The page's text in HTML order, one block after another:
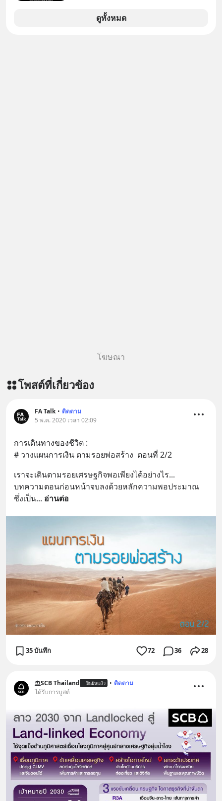
ดูทั้งหมด
โฆษณา
โพสต์ที่เกี่ยวข้อง
FA Talk • ติดตาม
5 พ.ค. 2020 เวลา 02:09
การเดินทางของชีวิต :
# วางแผนการเงิน ตามรอยพ่อสร้าง  ตอนที่ 2/2
เราจะเดินตามรอยเศรษฐกิจพอเพียงได้อย่างไร...
บทความตอนก่อนหน้าจบลงด้วยหลักความพอประมาณ
ซึ่งเป็น... อ่านต่อ
35 บันทึก 72 36 28
SCB Thailand ยืนยันแล้ว • ติดตาม
ได้รับการบูสต์